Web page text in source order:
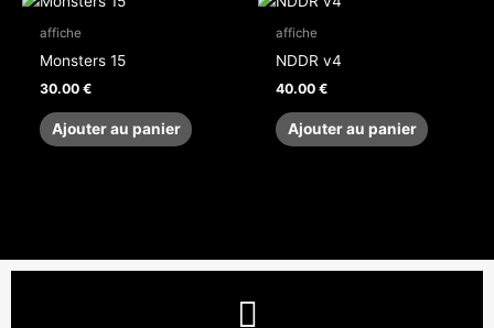
affiche
Monsters 15
30.00€
Ajouter au panier
affiche
NDDR v4
40.00€
Ajouter au panier